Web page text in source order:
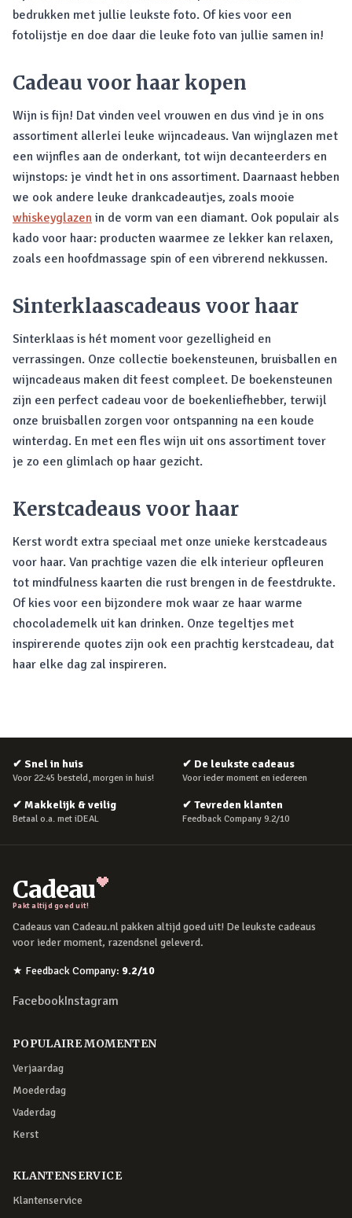
bedrukken met jullie leukste foto. Of kies voor een
fotolijstje en doe daar die leuke foto van jullie samen in!
Cadeau voor haar kopen
Wijn is fijn! Dat vinden veel vrouwen en dus vind je in ons
assortiment allerlei leuke wijncadeaus. Van wijnglazen met
een wijnfles aan de onderkant, tot wijn decanteerders en
wijnstops: je vindt het in ons assortiment. Daarnaast hebben
we ook andere leuke drankcadeautjes, zoals mooie
whiskeyglazen in de vorm van een diamant. Ook populair als
kado voor haar: producten waarmee ze lekker kan relaxen,
zoals een hoofdmassage spin of een vibrerend nekkussen.
Sinterklaascadeaus voor haar
Sinterklaas is hét moment voor gezelligheid en
verrassingen. Onze collectie boekensteunen, bruisballen en
wijncadeaus maken dit feest compleet. De boekensteunen
zijn een perfect cadeau voor de boekenliefhebber, terwijl
onze bruisballen zorgen voor ontspanning na een koude
winterdag. En met een fles wijn uit ons assortiment tover
je zo een glimlach op haar gezicht.
Kerstcadeaus voor haar
Kerst wordt extra speciaal met onze unieke kerstcadeaus
voor haar. Van prachtige vazen die elk interieur opfleuren
tot mindfulness kaarten die rust brengen in de feestdrukte.
Of kies voor een bijzondere mok waar ze haar warme
chocolademelk uit kan drinken. Onze tegeltjes met
inspirerende quotes zijn ook een prachtig kerstcadeau, dat
haar elke dag zal inspireren.
✔ Snel in huis
Voor 22:45 besteld, morgen in huis!
✔ De leukste cadeaus
Voor ieder moment en iedereen
✔ Makkelijk & veilig
Betaal o.a. met iDEAL
✔ Tevreden klanten
Feedback Company 9.2/10
Cadeau
Pakt altijd goed uit!
Cadeaus van Cadeau.nl pakken altijd goed uit! De leukste cadeaus
voor ieder moment, razendsnel geleverd.
★ Feedback Company: 9.2/10
FacebookInstagram
POPULAIRE MOMENTEN
Verjaardag
Moederdag
Vaderdag
Kerst
KLANTENSERVICE
Klantenservice